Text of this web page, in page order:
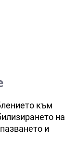
към
на
и